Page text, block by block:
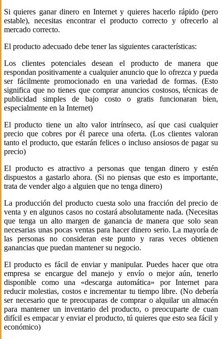
Si quieres ganar dinero en Internet y quieres hacerlo rápido (pero
estable), necesitas encontrar el producto correcto y ofrecerlo al
mercado correcto.
El producto adecuado debe tener las siguientes características:
Los clientes potenciales desean el producto de manera que
respondan positivamente a cualquier anuncio que lo ofrezca y pueda
ser fácilmente promocionado en una variedad de formas. (Esto
significa que no tienes que comprar anuncios costosos, técnicas de
publicidad simples de bajo costo o gratis funcionaran bien,
especialmente en la Internet)
El producto tiene un alto valor intrínseco, así que casi cualquier
precio que cobres por él parece una oferta. (Los clientes valoran
tanto el producto, que estarán felices o incluso ansiosos de pagar su
precio)
El producto es atractivo a personas que tengan dinero y estén
dispuestos a gastarlo ahora. (Si no piensas que esto es importante,
trata de vender algo a alguien que no tenga dinero)
La producción del producto cuesta solo una fracción del precio de
venta y en algunos casos no costará absolutamente nada. (Necesitas
que tenga un alto margen de ganancia de manera que solo sean
necesarias unas pocas ventas para hacer dinero serio. La mayoría de
las personas no consideran este punto y raras veces obtienen
ganancias que puedan mantener su negocio.
El producto es fácil de enviar y manipular. Puedes hacer que otra
empresa se encargue del manejo y envío o mejor aún, tenerlo
disponible como una «descarga automática» por Internet para
reducir molestias, costos e incrementar tu tiempo libre. (No debería
ser necesario que te preocuparas de comprar o alquilar un almacén
para mantener un inventario del producto, o preocuparte de cuan
difícil es empacar y enviar el producto, tú quieres que esto sea fácil y
económico)